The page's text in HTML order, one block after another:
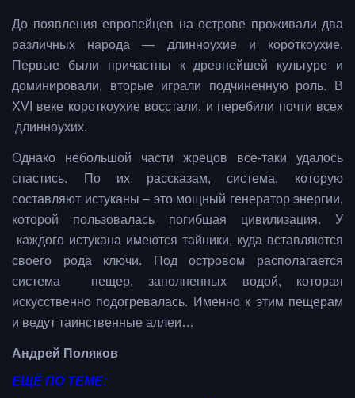
До появления европейцев на острове проживали два
различных народа — длинноухие и короткоухие.
Первые были причастны к древнейшей культуре и
доминировали, вторые играли подчиненную роль. В
XVI веке короткоухие восстали. и перебили почти всех
длинноухих.
Однако небольшой части жрецов все-таки удалось
спастись. По их рассказам, система, которую
составляют истуканы – это мощный генератор энергии,
которой пользовалась погибшая цивилизация. У
каждого истукана имеются тайники, куда вставляются
своего рода ключи. Под островом располагается
система пещер, заполненных водой, которая
искусственно подогревалась. Именно к этим пещерам
и ведут таинственные аллеи…
Андрей Поляков
ЕЩЁ ПО ТЕМЕ: